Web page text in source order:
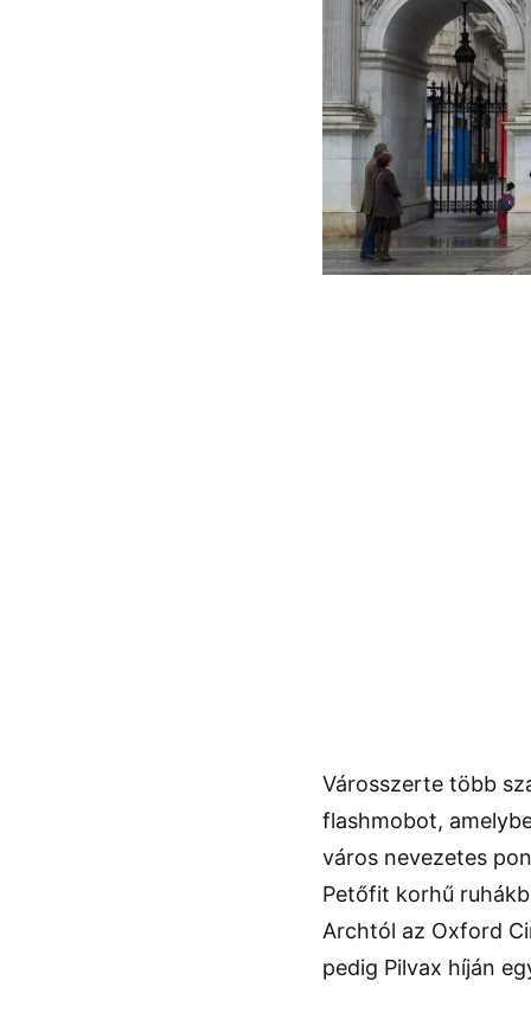
Városszerte több
flashmobot,
város nevezetes
Petőfit korhű
Archtól az Oxford
pedig Pilvax híján